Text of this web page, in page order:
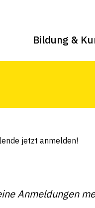
Bildung &
jetzt anmelden!
Anmeldungen